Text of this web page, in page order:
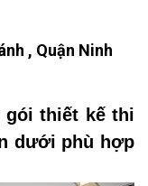
, Quận Ninh
gói thiết kế thi
dưới phù hợp